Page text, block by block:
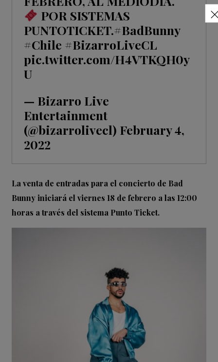
POR SISTEMAS
PUNTOTICKET.#BadBunny
#Chile #BizarroLiveCL
pic.twitter.com/H4VTKQH0y
U
— Bizarro Live
Entertainment
(@bizarrolivecl) February 4,
2022
La venta de entradas para el concierto de Bad
Bunny iniciará el viernes 18 de febrero a las 12:00
horas a través del sistema Punto Ticket.